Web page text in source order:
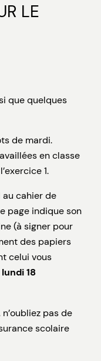
LE
que quelques
de mardi.
en classe
1.
cahier de
page indique son
(à signer pour
des papiers
celui vous
18
pas de
scolaire